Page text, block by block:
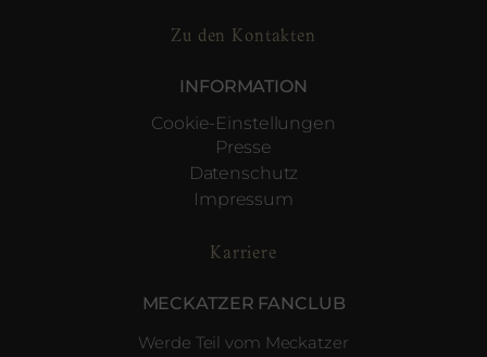
Zu den Kontakten
INFORMATION
Cookie-Einstellungen
Presse
Datenschutz
Impressum
Karriere
MECKATZER FANCLUB
Werde Teil vom Meckatzer